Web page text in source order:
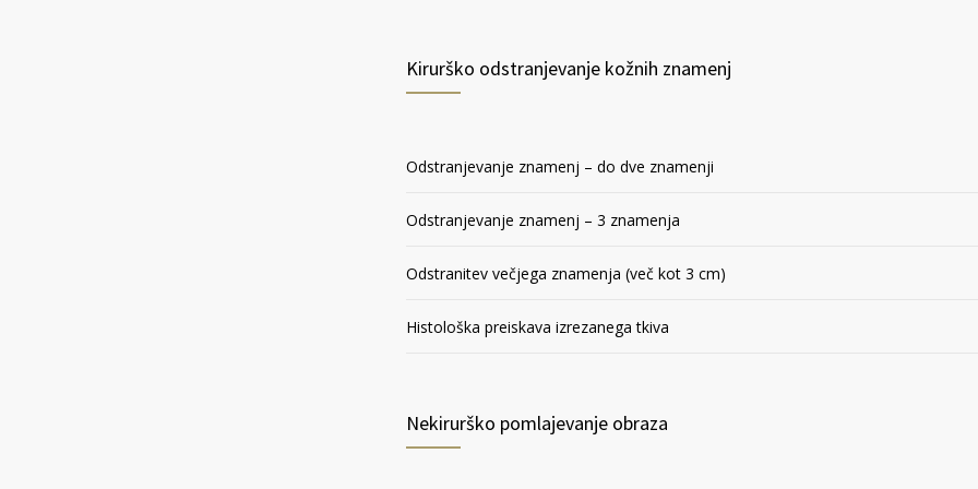
Kirurško odstranjevanje kožnih znamenj
Odstranjevanje znamenj – do dve znamenji
Odstranjevanje znamenj – 3 znamenja
Odstranitev večjega znamenja (več kot 3 cm)
Histološka preiskava izrezanega tkiva
Nekirurško pomlajevanje obraza